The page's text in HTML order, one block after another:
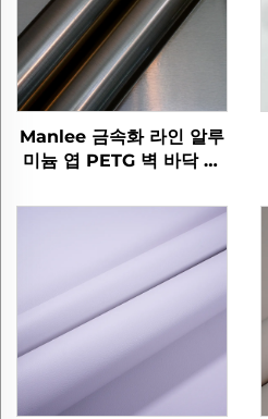
Manlee 금속화 라인 알루
미늄 엽 PETG 벽 바닥 패